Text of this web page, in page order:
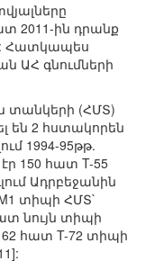
2011-ին դրանք
Հատկապես
ԱՀ գնումների
տանկերի (ՀՄՏ)
են 2 հստակորեն
1994-95թթ.
150 հատ T-55
Ադրբեջանին
տիպի ՀՄՏ`
նույն տիպի
62 հատ T-72 տիպի